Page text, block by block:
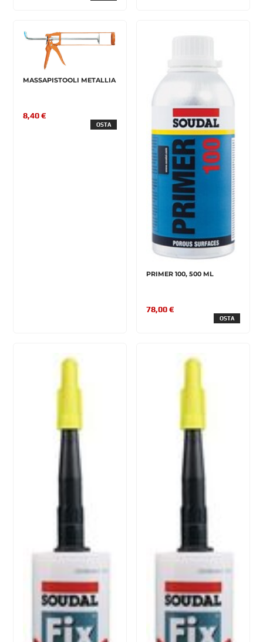
MASSAPISTOOLI METALLIA
8,40 €
OSTA
PRIMER 100, 500 ML
78,00 €
OSTA